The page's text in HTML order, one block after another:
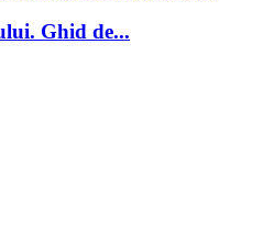
Ghid de...